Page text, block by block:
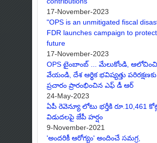
17-November-2023
"OPS is an unmitigated fiscal
FDR launches campaign to
future
17-November-2023
OPS టైంబాంబ్ ... మేలుకోండి,
వేయండి, దేశ ఆర్థిక భవిష్యత్తు పరిరక్షణకు
ప్రచారం ప్రారంభించిన ఎఫ్ డీ ఆర్
24-May-2023
ఏపీ రెవెన్యూ లోటు భర్తీకి రూ.10,461
విడుదలపై జేపీ హర్షం
9-November-2021
'అందరికీ ఆరోగ్యం' అందించే సమగ్ర,